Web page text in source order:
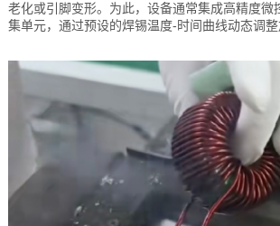
老化或引脚变形。为此，设备通常集成高精度微
集单元，通过预设的焊锡温度-时间曲线动态调